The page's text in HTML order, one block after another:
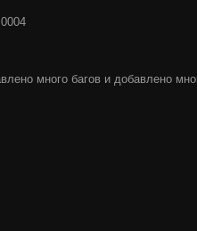
много багов и добавлено